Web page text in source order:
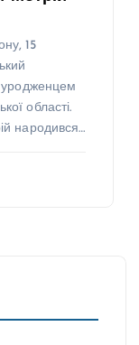
15
уродженцем
області.
народився…